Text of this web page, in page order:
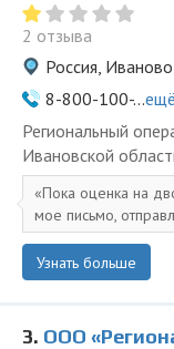
2 отзыва
Россия,
8-800-100-...ещё
Региональный
Ивановской
Пока оценка на
мое письмо,
Узнать больше
3. ООО